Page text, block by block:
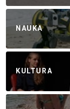
NAUKA
KULTURA